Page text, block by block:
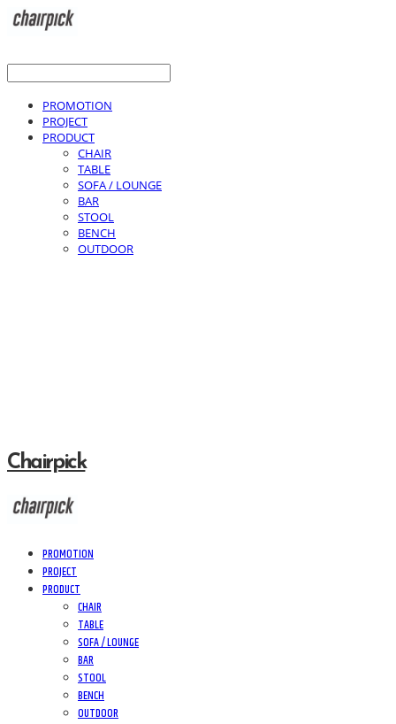
PROMOTION
PROJECT
PRODUCT
CHAIR
TABLE
SOFA / LOUNGE
BAR
STOOL
BENCH
OUTDOOR
Chairpick
PROMOTION
PROJECT
PRODUCT
CHAIR
TABLE
SOFA / LOUNGE
BAR
STOOL
BENCH
OUTDOOR